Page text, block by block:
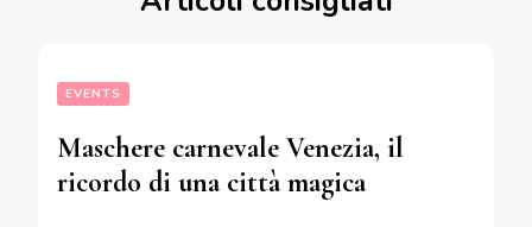
EVENTS
Maschere carnevale Venezia, il
ricordo di una città magica